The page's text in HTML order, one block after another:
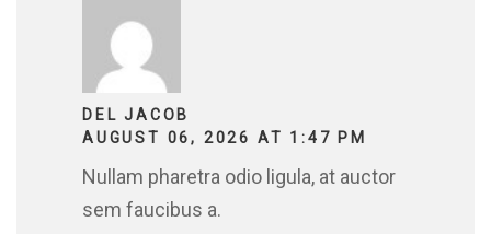
DEL JACOB
AUGUST 06, 2026 AT 1:47 PM
Nullam pharetra odio ligula, at auctor
sem faucibus a.